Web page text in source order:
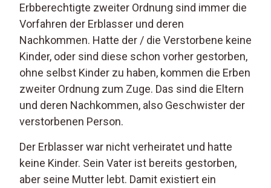
Erbberechtigte zweiter Ordnung sind immer die
Vorfahren der Erblasser und deren
Nachkommen. Hatte der / die Verstorbene keine
Kinder, oder sind diese schon vorher gestorben,
ohne selbst Kinder zu haben, kommen die Erben
zweiter Ordnung zum Zuge. Das sind die Eltern
und deren Nachkommen, also Geschwister der
verstorbenen Person.
Der Erblasser war nicht verheiratet und hatte
keine Kinder. Sein Vater ist bereits gestorben,
aber seine Mutter lebt. Damit existiert ein